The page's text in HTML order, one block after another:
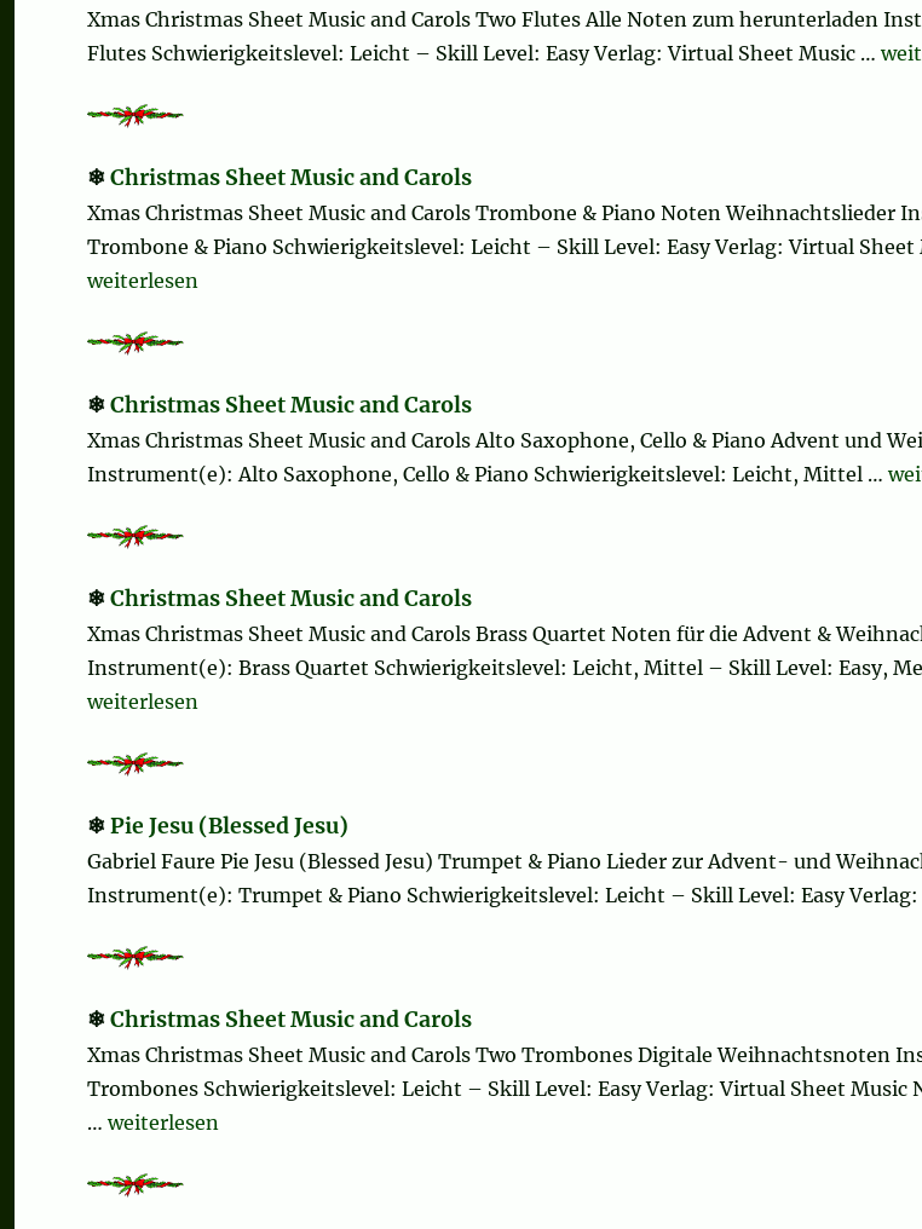
Xmas Christmas Sheet Music and Carols Two Flutes Alle Noten zum herunterladen
Flutes Schwierigkeitslevel: Leicht – Skill Level: Easy Verlag: Virtual Sheet Music …
Christmas Sheet Music and Carols
Xmas Christmas Sheet Music and Carols Trombone & Piano Noten Weihnachtslieder
Trombone & Piano Schwierigkeitslevel: Leicht – Skill Level: Easy Verlag: Virtual Sheet
„Christmas Sheet Music and Carols“
weiterlesen
Christmas Sheet Music and Carols
Xmas Christmas Sheet Music and Carols Alto Saxophone, Cello & Piano Advent und
Instrument(e): Alto Saxophone, Cello & Piano Schwierigkeitslevel: Leicht, Mittel …
Christmas Sheet Music and Carols
Xmas Christmas Sheet Music and Carols Brass Quartet Noten für die Advent &
Instrument(e): Brass Quartet Schwierigkeitslevel: Leicht, Mittel – Skill Level: Easy,
„Christmas Sheet Music and Carols“
weiterlesen
Pie Jesu (Blessed Jesu)
Gabriel Faure Pie Jesu (Blessed Jesu) Trumpet & Piano Lieder zur Advent- und
Instrument(e): Trumpet & Piano Schwierigkeitslevel: Leicht – Skill Level: Easy
Christmas Sheet Music and Carols
Xmas Christmas Sheet Music and Carols Two Trombones Digitale Weihnachtsnoten
Trombones Schwierigkeitslevel: Leicht – Skill Level: Easy Verlag: Virtual Sheet Music
…„Christmas Sheet Music and Carols“
weiterlesen